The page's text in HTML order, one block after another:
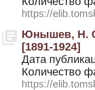
https://
Юнышев, Н.
[1891-1924]
Дата
Количество
https://